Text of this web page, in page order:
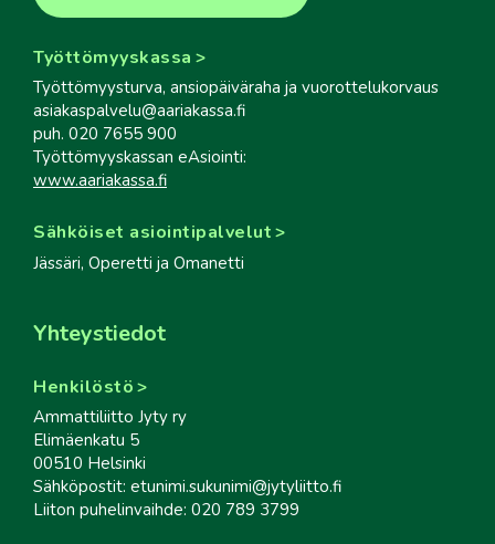
Työttömyyskassa
Työttömyysturva, ansiopäiväraha ja vuorottelukorvaus
asiakaspalvelu@aariakassa.fi
puh. 020 7655 900
Työttömyyskassan eAsiointi:
www.aariakassa.fi
Sähköiset asiointipalvelut
Jässäri, Operetti ja Omanetti
Yhteystiedot
Henkilöstö
Ammattiliitto Jyty ry
Elimäenkatu 5
00510 Helsinki
Sähköpostit: etunimi.sukunimi@jytyliitto.fi
Liiton puhelinvaihde: 020 789 3799